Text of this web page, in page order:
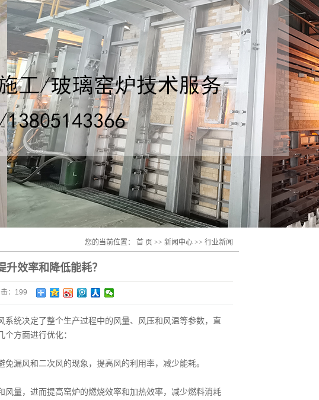
您的当前位置： 首 页 >> 新闻中心>> 行业新闻
效率和降低能耗？
： 199
统决定了整个生产过程中的风量、风压和风温等参数，直
方面进行优化：
漏风和二次风的现象，提高风的利用率，减少能耗。
量，进而提高窑炉的燃烧效率和加热效率，减少燃料消耗